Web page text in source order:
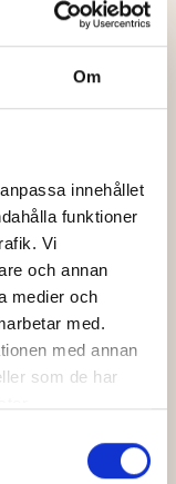
Om
innehållet
funktioner
Vi
och annan
medier och
med.
med annan
som de har
FINNS
information om